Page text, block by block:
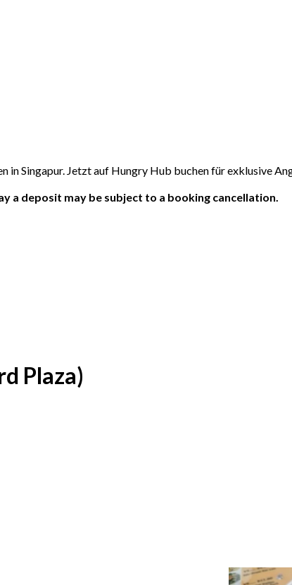
in Singapur. Jetzt auf Hungry Hub buchen für exklusive
a deposit may be subject to a booking cancellation.
Plaza)